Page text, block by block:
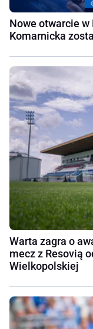
Nowe otwarcie w
Komarnicka
Warta zagra o
mecz z Resovią
Wielkopolskiej